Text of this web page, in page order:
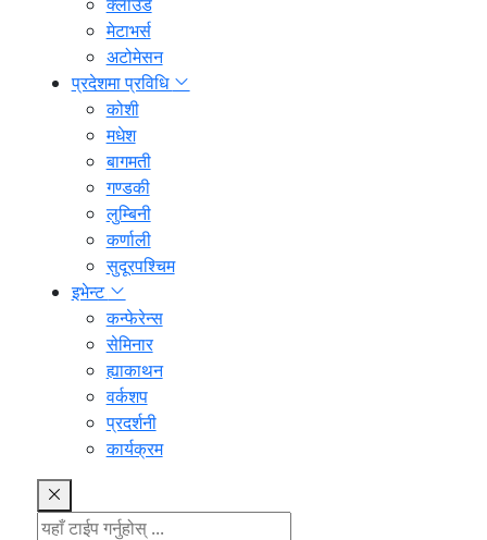
मेटाभर्स
अटोमेसन
प्रदेशमा प्रविधि
कोशी
मधेश
बागमती
गण्डकी
लुम्बिनी
कर्णाली
सुदूरपश्चिम
इभेन्ट
कन्फेरेन्स
सेमिनार
ह्याकाथन
वर्कशप
प्रदर्शनी
कार्यक्रम